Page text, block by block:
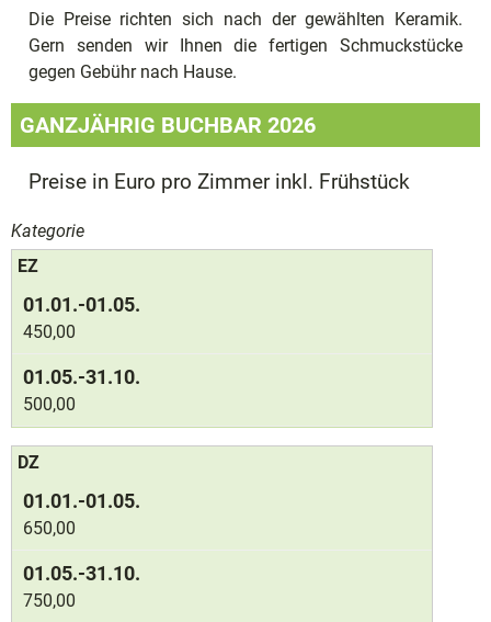
Die Preise richten sich nach der gewählten Keramik.
Gern senden wir Ihnen die fertigen Schmuckstücke
gegen Gebühr nach Hause.
GANZJÄHRIG BUCHBAR 2026
Preise in Euro pro Zimmer inkl. Frühstück
Kategorie
EZ
450,00
500,00
DZ
650,00
750,00